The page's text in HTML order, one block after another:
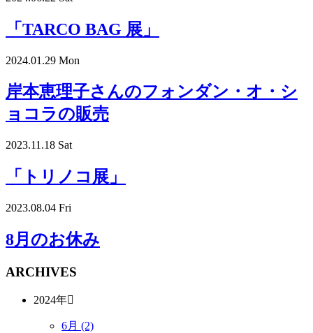
「TARCO BAG 展」
2024.01.29 Mon
岸本恵理子さんのフォンダン・オ・シ
ョコラの販売
2023.11.18 Sat
「トリノコ展」
2023.08.04 Fri
8月のお休み
ARCHIVES
2024年
6月 (2)